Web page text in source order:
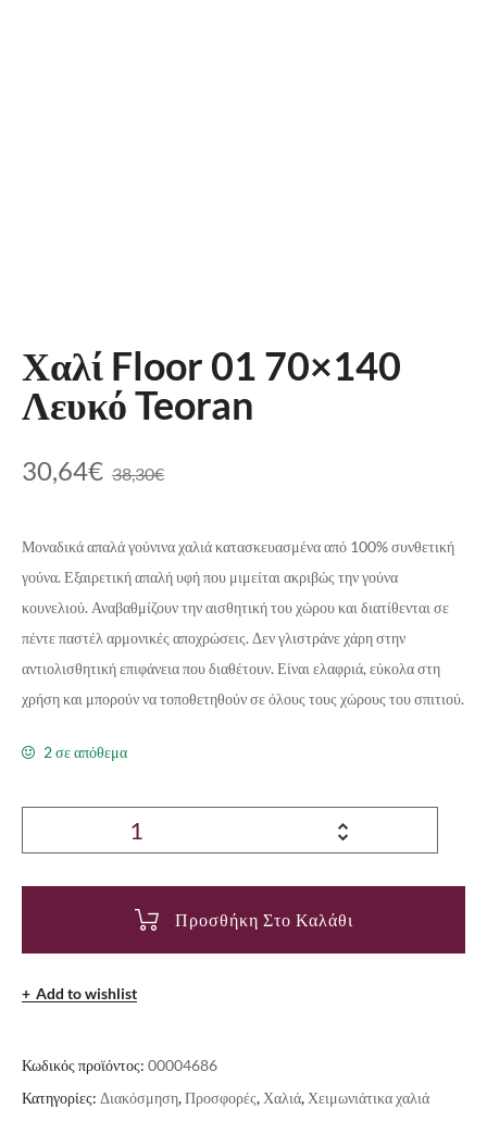
Χαλί Floor 01 70×140
Λευκό Teoran
38,30€
30,64€
Μοναδικά απαλά γούνινα χαλιά κατασκευασμένα από 100% συνθετική
γούνα. Εξαιρετική απαλή υφή που μιμείται ακριβώς την γούνα
κουνελιού. Αναβαθμίζουν την αισθητική του χώρου και διατίθενται σε
πέντε παστέλ αρμονικές αποχρώσεις. Δεν γλιστράνε χάρη στην
αντιολισθητική επιφάνεια που διαθέτουν. Είναι ελαφριά, εύκολα στη
χρήση και μπορούν να τοποθετηθούν σε όλους τους χώρους του σπιτιού.
2 σε απόθεμα
Προσθήκη Στο Καλάθι
Add to wishlist
Κωδικός προϊόντος: 00004686
Κατηγορίες: Διακόσμηση,Προσφορές, Χαλιά, Χειμωνιάτικα χαλιά